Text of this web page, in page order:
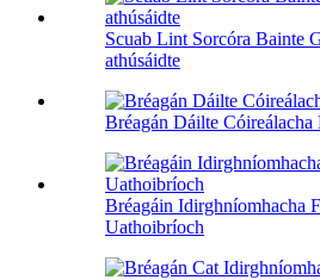
Scuab Lint Sorcóra Bainte
athúsáidte
Bréagán Dáilte Cóireálacha
Bréagáin Idirghníomhacha
Uathoibríoch